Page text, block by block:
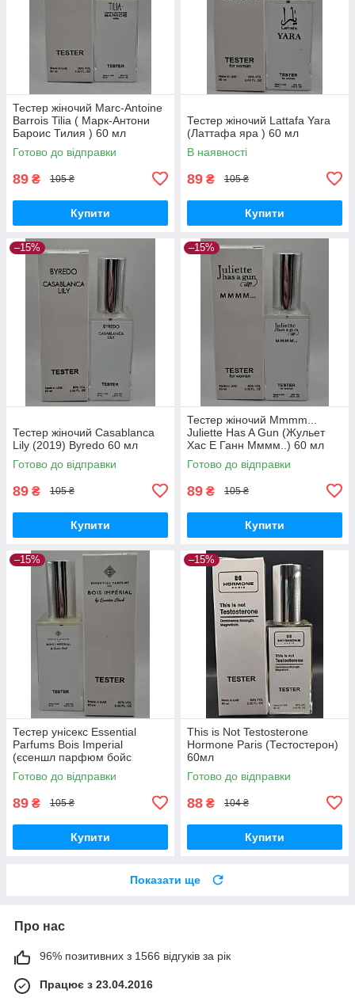
Тестер жіночий Marc-Antoine
Barrois Tilia ( Марк-Антони
Бароис Тилия ) 60 мл
Готово до відправки
89 ₴ 105 ₴
Купити
Тестер жіночий Lattafa Yara
(Латтафа яра ) 60 мл
В наявності
89 ₴ 105 ₴
Купити
–15%
Тестер жіночий Casablanca
Lily (2019) Byredo 60 мл
Готово до відправки
89 ₴ 105 ₴
Купити
–15%
Тестер жіночий Mmmm...
Juliette Has A Gun (Жульет
Хас Е Ганн Мммм..) 60 мл
Готово до відправки
89 ₴ 105 ₴
Купити
–15%
Тестер унісекс Essential
Parfums Bois Imperial
(єсеншл парфюм бойс
империал) 60 мл
Готово до відправки
89 ₴ 105 ₴
Купити
–15%
This is Not Testosterone
Hormone Paris (Тестостерон)
60мл
Готово до відправки
88 ₴ 104 ₴
Купити
Показати ще
Про нас
96% позитивних з 1566 відгуків за рік
Працює з 23.04.2016